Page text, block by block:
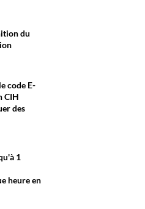
du
code E-
CIH
des
1
heure en